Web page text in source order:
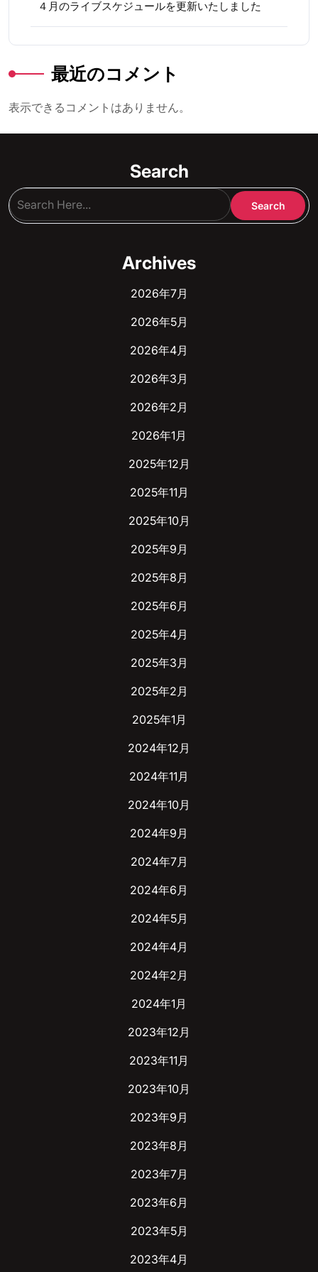
４月のライブスケジュールを更新いたしました
最近のコメント
表示できるコメントはありません。
Search
Archives
2026年7月
2026年5月
2026年4月
2026年3月
2026年2月
2026年1月
2025年12月
2025年11月
2025年10月
2025年9月
2025年8月
2025年6月
2025年4月
2025年3月
2025年2月
2025年1月
2024年12月
2024年11月
2024年10月
2024年9月
2024年7月
2024年6月
2024年5月
2024年4月
2024年2月
2024年1月
2023年12月
2023年11月
2023年10月
2023年9月
2023年8月
2023年7月
2023年6月
2023年5月
2023年4月